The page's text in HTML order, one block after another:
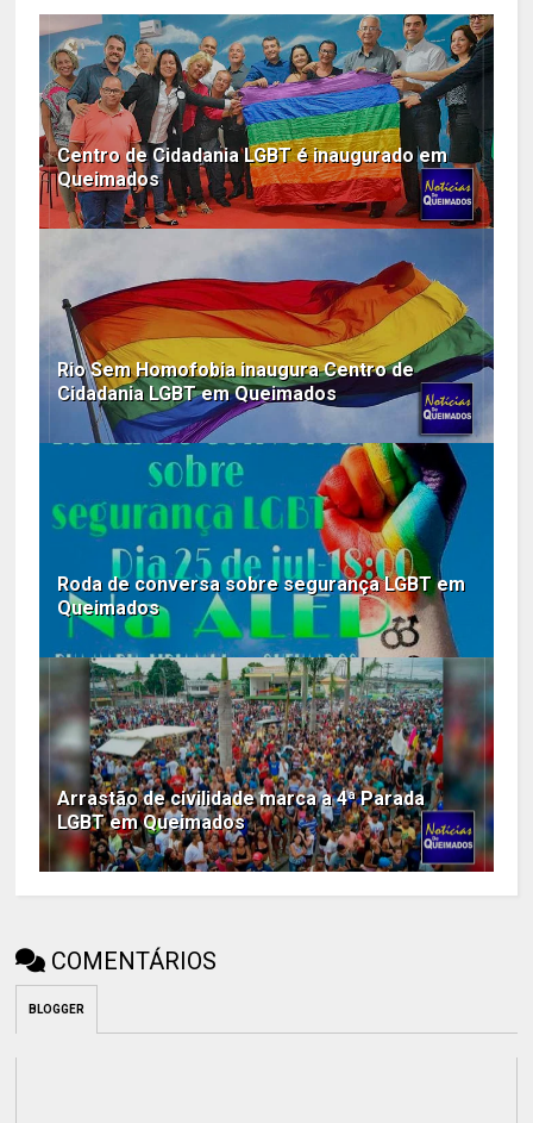
Centro de Cidadania LGBT é inaugurado em
Queimados
Rio Sem Homofobia inaugura Centro de
Cidadania LGBT em Queimados
Roda de conversa sobre segurança LGBT em
Queimados
Arrastão de civilidade marca a 4ª Parada
LGBT em Queimados
COMENTÁRIOS
BLOGGER